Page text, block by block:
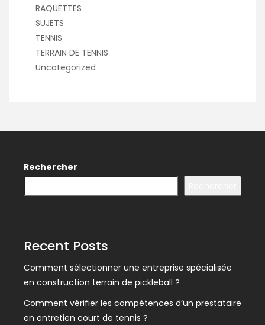
RAQUETTES
SUJETS
TENNIS
TERRAIN DE TENNIS
Uncategorized
Rechercher
Recent Posts
Comment sélectionner une entreprise spécialisée
en construction terrain de pickleball ?
Comment vérifier les compétences d’un prestataire
en entretien court de tennis ?